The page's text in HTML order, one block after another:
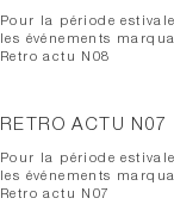
Pour la période
les événements
Retro actu N08
RETRO ACTU N07
Pour la période
les événements
Retro actu N07